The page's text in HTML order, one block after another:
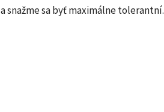
snažme sa byť maximálne tolerantní.